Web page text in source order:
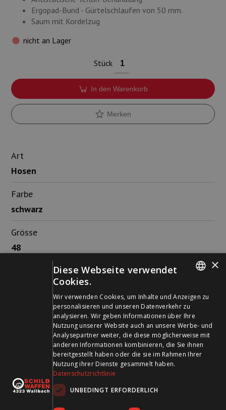
Ergopad-Bund - Gürtelschlaufen von 50 mm.
Saum mit Kordelzug
nicht an Lager
Stück
In den Warenkorb
Merken
Art
Hosen
Farbe
schwarz
Grösse
48
Baumwolle und Polyester
Schild Waffen AG
Kohlackerstrasse 12
4323 Wallbach
FRENCH
×
Diese Webseite verwendet
Cookies.
Wir verwenden Cookies, um Inhalte und Anzeigen zu
personalisieren und unseren Datenverkehr zu
analysieren. Wir geben Informationen über Ihre
Nutzung unserer Website auch an unsere Werbe- und
Analysepartner weiter, die diese möglicherweise mit
anderen Informationen kombinieren, die Sie ihnen
bereitgestellt haben oder die sie im Rahmen Ihrer
Nutzung ihrer Dienste gesammelt haben.
Datenschutzrichtlinie
UNBEDINGT ERFORDERLICH